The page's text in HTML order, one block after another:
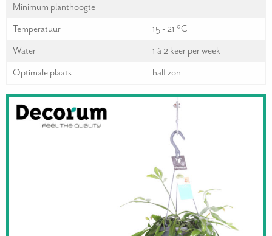
Minimum planthoogte
Temperatuur
15 - 21 °C
Water
1 à 2 keer per week
Optimale plaats
half zon